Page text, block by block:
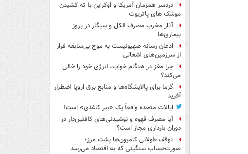
دردسر همزمان آمریکا و اوکراین با ته کشیدن
موشک های پاتریوت
آثار مخرب مصرف الکل و سیگار در بروز
بیماری‌ها
اذعان رسانه صهیونیست به موج بی‌سابقه فرار
از سرزمین‌های اشغالی
چرا مغز در هنگام خواب، انرژی خود را خالی
می‌کند؟
گرما برای پالایشگاه‌ها و منابع برق اروپا اضطرار
آفرید
ایالات متحده واقعاً یک «ببر کاغذی» است!
آیا مصرف قهوه و نوشیدنی‌های کافئین‌دار در
دوران بارداری مجاز است؟
توقف طولانی کامیون‌ها پشت مرز؛
صورت‌حساب سنگینی که به اقتصاد می‌رسد